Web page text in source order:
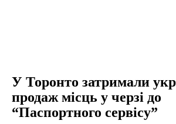
У Торонто затримали
продаж місць у черзі до
“Паспортного сервісу”